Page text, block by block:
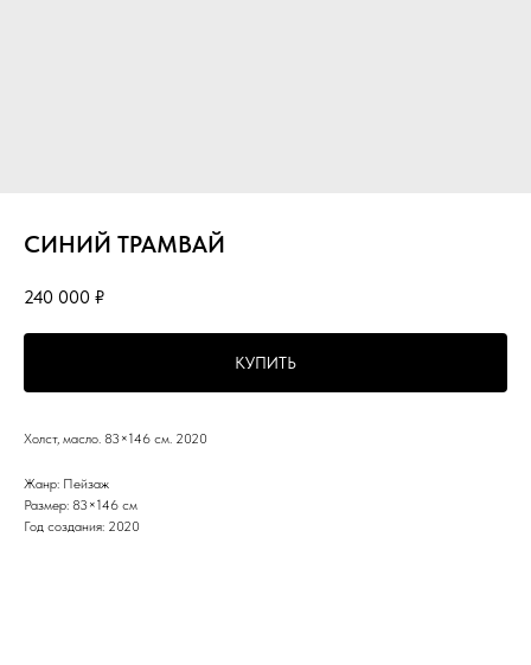
СИНИЙ ТРАМВАЙ
240 000 ₽
КУПИТЬ
Холст, масло. 83×146 см. 2020
Жанр: Пейзаж
Размер: 83×146 см
Год создания: 2020